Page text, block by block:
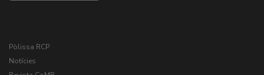
Pòlissa RCP
Notícies